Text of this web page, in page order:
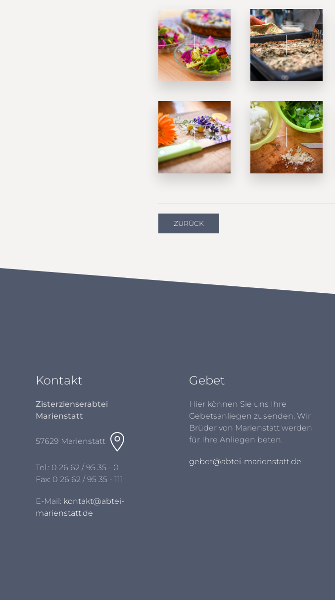
ZURÜCK
Kontakt
Zisterzienserabtei
Marienstatt
57629 Marienstatt
Tel.: 0 26 62 / 95 35 - 0
Fax: 0 26 62 / 95 35 - 111
E-Mail: kontakt@abtei-
marienstatt.de
Gebet
Hier können Sie uns Ihre
Gebetsanliegen zusenden. Wir
Brüder von Marienstatt werden
für Ihre Anliegen beten.
gebet@abtei-marienstatt.de